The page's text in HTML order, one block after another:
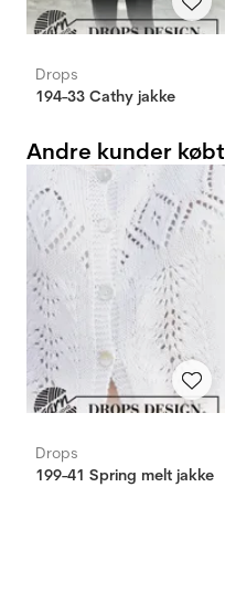
Drops
194-33 Cathy jakke
Andre kunder
Drops
199-41 Spring melt jakke